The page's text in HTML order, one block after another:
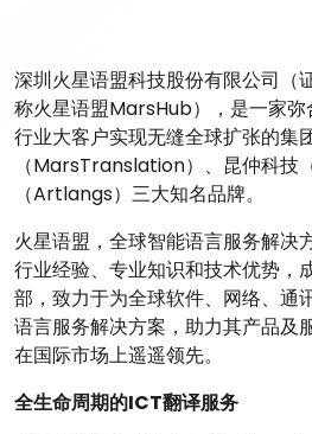
深圳火星语盟科技股份有限公司
称火星语盟MarsHub），是一家弥
行业大客户实现无缝全球扩张的集
（MarsTranslation）、昆仲科技
（Artlangs）三大知名品牌。
火星语盟，全球智能语言服务解决
行业经验、专业知识和技术优势，
部，致力于为全球软件、网络、通
语言服务解决方案，助力其产品及
在国际市场上遥遥领先。
全生命周期的ICT翻译服务